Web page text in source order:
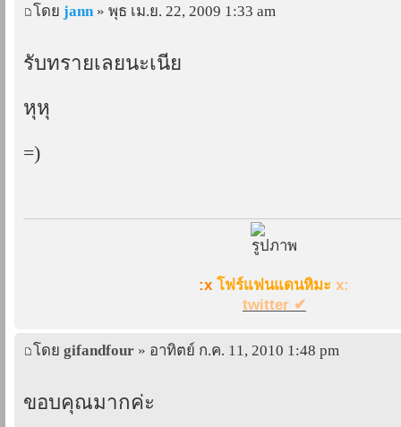
โดย jann» พุธ เม.ย. 22, 2009 1:33 am
รับทรายเลยนะเนี่ย
หุหุ
=)
:x โฟร์แฟนแดนหิมะ x:
twitter ✔
โดย gifandfour » อาทิตย์ ก.ค. 11, 2010 1:48 pm
ขอบคุณมากค่ะ